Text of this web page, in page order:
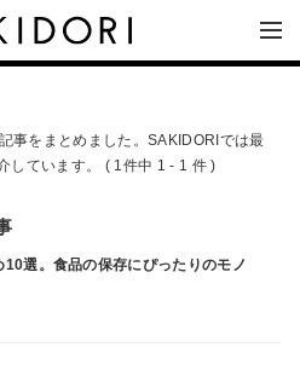
事をまとめました。SAKIDORIでは最
しています。 ( 1件中 1 - 1 件 )
選。食品の保存にぴったりのモノ